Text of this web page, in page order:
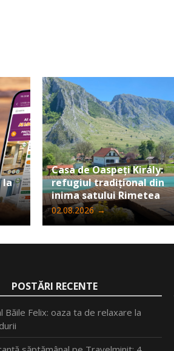
la
Casa de Oaspeți Király:
refugiul tradițional din
inima satului Rimetea
02.08.2026 →
POSTĂRI RECENTE
Băile Felix: oaza ta de relaxare la